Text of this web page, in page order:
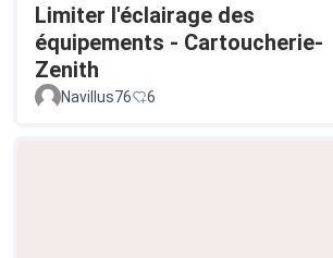
Limiter l'éclairage des
équipements - Cartoucherie-
Zenith
Navillus76 6